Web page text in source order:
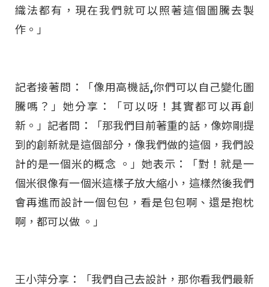
織法都有，現在我們就可以照著這個圖騰去製
作。」
記者接著問：「像用高機話,你們可以自己變化圖
騰嗎 ？」她分享：「可以呀！其實都可以再創
新。」記者問：「那我們目前著重的話，像妳剛提
到的創新就是這個部分，像我們做的這個，我們設
計的是一個米的概念 。」她表示：「對！就是一
個米很像有一個米這樣子放大縮小，這樣然後我們
會再進而設計一個包包，看是包包啊、還是抱枕
啊，都可以做 。」
王小萍分享：「我們自己去設計，那你看我們最新